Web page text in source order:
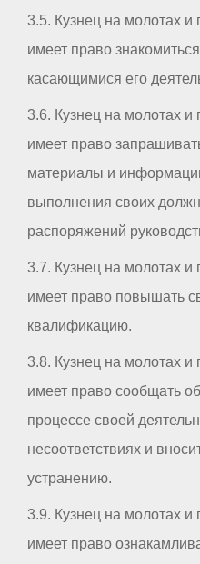
3.5. Кузнец на молотах и
имеет право
касающимися его
3.6. Кузнец на молотах и
имеет право
материалы и
выполнения своих
распоряжений
3.7. Кузнец на молотах и
имеет право повышать
квалификацию.
3.8. Кузнец на молотах и
имеет право сообщать
процессе своей
несоответствиях и
устранению.
3.9. Кузнец на молотах и
имеет право